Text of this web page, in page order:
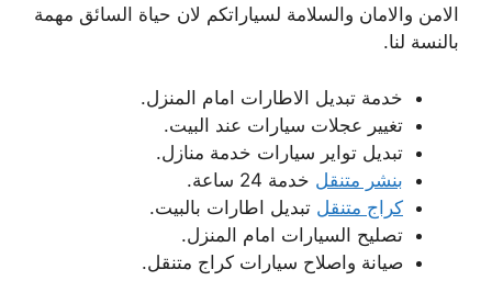
الامن والامان والسلامة لسياراتكم لان حياة السائق مهمة
بالنسة لنا.
خدمة تبديل الاطارات امام المنزل.
تغيير عجلات سيارات عند البيت.
تبديل تواير سيارات خدمة منازل.
بنشر متنقل خدمة 24 ساعة.
كراج متنقل تبديل اطارات بالبيت.
تصليح السيارات امام المنزل.
صيانة واصلاح سيارات كراج متنقل.